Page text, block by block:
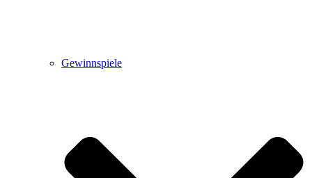
Gewinnspiele